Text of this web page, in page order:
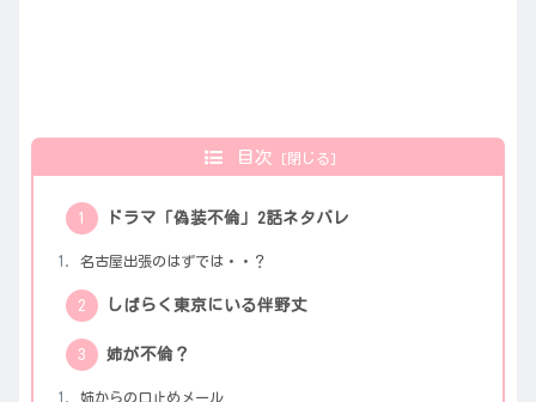
目次
ドラマ「偽装不倫」2話ネタバレ
名古屋出張のはずでは・・？
しばらく東京にいる伴野丈
姉が不倫？
姉からの口止めメール